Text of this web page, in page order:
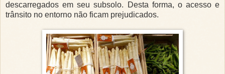
descarregados em seu subsolo. Desta forma, o acesso e
trânsito no entorno não ficam prejudicados.